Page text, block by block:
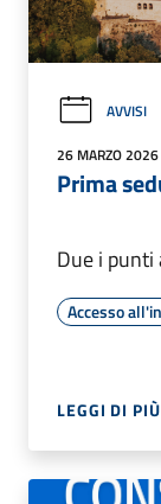
AVVISI
26 MARZO 2026
Prima
Due i
Accesso
LEGGI DI PIÙ